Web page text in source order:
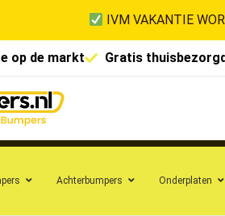
IVM VAKANTIE
op de markt Gratis
Achterbumpers Onderplaten